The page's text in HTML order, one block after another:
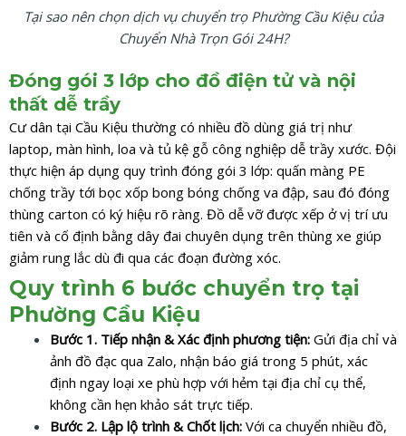
Tại sao nên chọn dịch vụ chuyển trọ Phường Cầu Kiệu của
Chuyển Nhà Trọn Gói 24H?
Đóng gói 3 lớp cho đồ điện tử và nội
thất dễ trầy
Cư dân tại Cầu Kiệu thường có nhiều đồ dùng giá trị như
laptop, màn hình, loa và tủ kệ gỗ công nghiệp dễ trầy xước. Đội
thực hiện áp dụng quy trình đóng gói 3 lớp: quấn màng PE
chống trầy tới bọc xốp bong bóng chống va đập, sau đó đóng
thùng carton có ký hiệu rõ ràng. Đồ dễ vỡ được xếp ở vị trí ưu
tiên và cố định bằng dây đai chuyên dụng trên thùng xe giúp
giảm rung lắc dù đi qua các đoạn đường xóc.
Quy trình 6 bước chuyển trọ tại
Phường Cầu Kiệu
Bước 1. Tiếp nhận & Xác định phương tiện: Gửi địa chỉ và
ảnh đồ đạc qua Zalo, nhận báo giá trong 5 phút, xác
định ngay loại xe phù hợp với hẻm tại địa chỉ cụ thể,
không cần hẹn khảo sát trực tiếp.
Bước 2. Lập lộ trình & Chốt lịch: Với ca chuyển nhiều đồ,